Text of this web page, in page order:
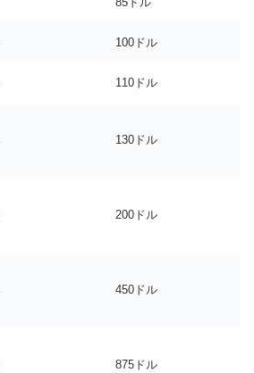
100ドル
110ドル
130ドル
200ドル
450ドル
875ドル